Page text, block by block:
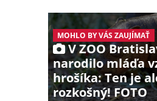
MOHLO BY VÁS ZAUJÍMAŤ
V ZOO
narodilo mláďa
hrošíka: Ten je
rozkošný! FOTO